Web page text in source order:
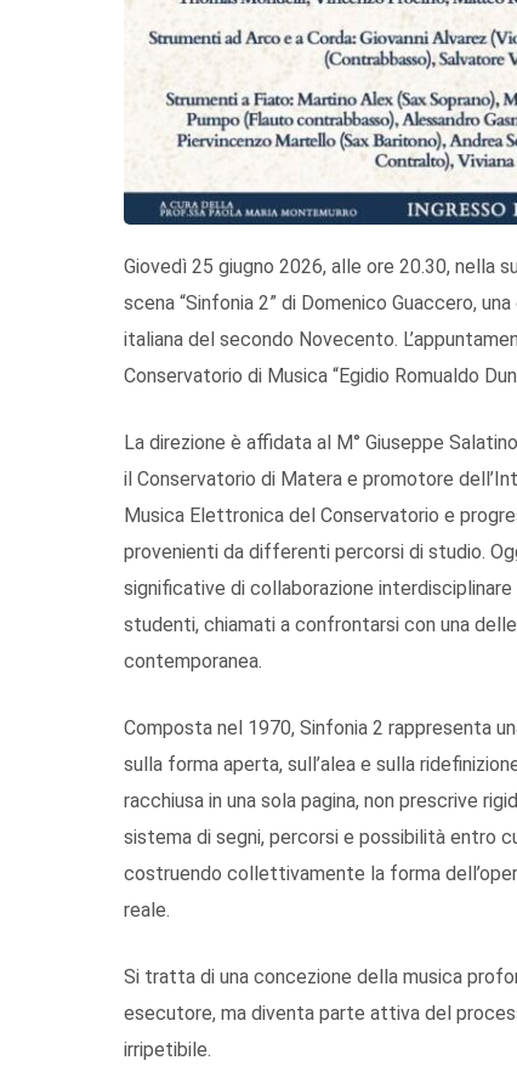
Giovedì 25 giugno 2026, alle ore 20.30, nella
scena “Sinfonia 2” di Domenico Guaccero,
italiana del secondo Novecento.
Conservatorio di Musica “Egidio Romualdo
La direzione è affidata al M° Giuseppe
il Conservatorio di Matera e promotore
Musica Elettronica del Conservatorio e
provenienti da differenti percorsi di studio.
significative di collaborazione
studenti, chiamati a confrontarsi con una
contemporanea.
Composta nel 1970, Sinfonia 2 rappresenta
sulla forma aperta, sull’alea e sulla
racchiusa in una sola pagina, non prescrive
sistema di segni, percorsi e possibilità entro
costruendo collettivamente la forma
reale.
Si tratta di una concezione della musica
esecutore, ma diventa parte attiva del
irripetibile.